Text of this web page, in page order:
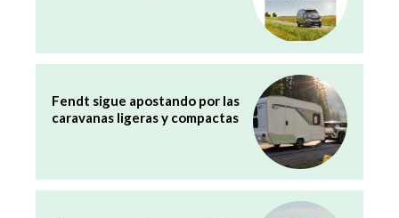
Fendt sigue apostando por las
caravanas ligeras y compactas